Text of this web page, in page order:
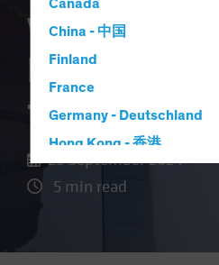
Canada
China - 中国
Finland
France
Germany - Deutschland
Hong Kong - 香港
Hungary
Japan - 日本
Wie Anleger
freisetzen
25 September 2024
5 min read